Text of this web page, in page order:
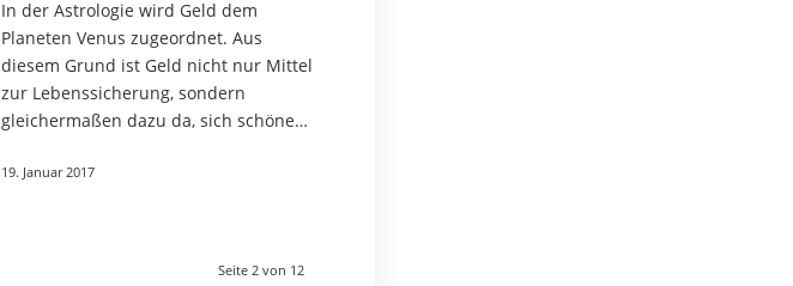
In der Astrologie wird Geld dem
Planeten Venus zugeordnet. Aus
diesem Grund ist Geld nicht nur Mittel
zur Lebenssicherung, sondern
gleichermaßen dazu da, sich schöne
Hoffnungen Wer kein Geld hat, sieht
19. Januar 2017
Seite 2 von 12